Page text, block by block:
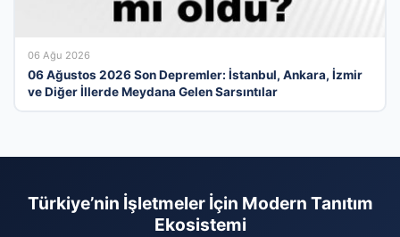
06 Ağu 2026
06 Ağustos 2026 Son Depremler: İstanbul, Ankara, İzmir
ve Diğer İllerde Meydana Gelen Sarsıntılar
Türkiye’nin İşletmeler İçin Modern Tanıtım
Ekosistemi